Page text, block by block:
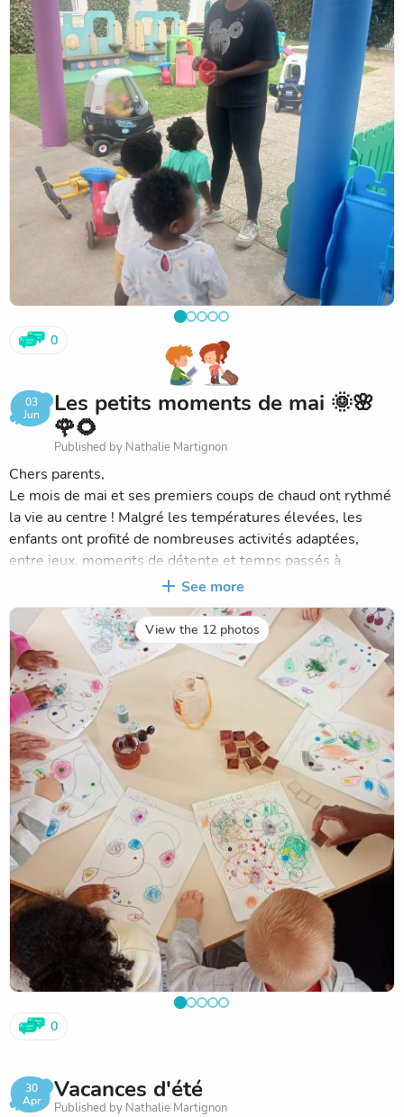
découvrir leur nouvel environnement et à vivre cette étape
en douceur.
Un joli moment d'échange qui marque le début d'une belle
aventure pour la rentrée ! 🌼🐰✨
0
03
Jun
Les petits moments de mai 🌞🌸
🌹🌻
Published by Nathalie Martignon
Chers parents,
Le mois de mai et ses premiers coups de chaud ont rythmé
la vie au centre ! Malgré les températures élevées, les
enfants ont profité de nombreuses activités adaptées,
entre jeux, moments de détente et temps passés à
Ils ont également réalisé avec beaucoup d'application leur
création pour la Fête des Mères et répéter leur chanson
apprise pour les droits de l'enfant, qu'ils chantent avec
enthousiasme.
Encore un joli mois rempli de rires, de découvertes et de
bons moments partagés entre copains.
L'équipe d'animation ☀️🎨🎶💐😊
See more
View the 12 photos
0
30
Apr
Vacances d'été
Published by Nathalie Martignon